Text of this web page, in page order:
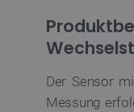
Der Sensor
Messung